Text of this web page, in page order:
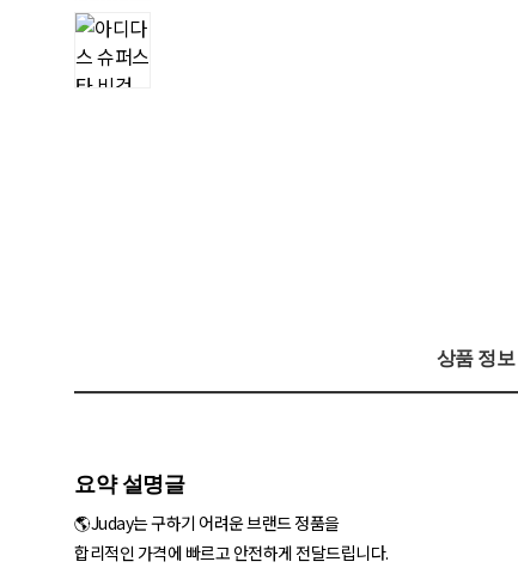
상품 정보
요약 설명글
🌎Juday는 구하기 어려운 브랜드 정품을
합리적인 가격에 빠르고 안전하게 전달드립니다.